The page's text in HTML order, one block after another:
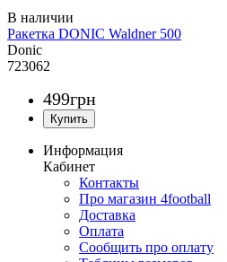
Ракетка DONIC Waldner 500
Donic
723062
499грн
Информация
Кабинет
Контакты
Про магазин 4football
Доставка
Оплата
Сообщить про оплату